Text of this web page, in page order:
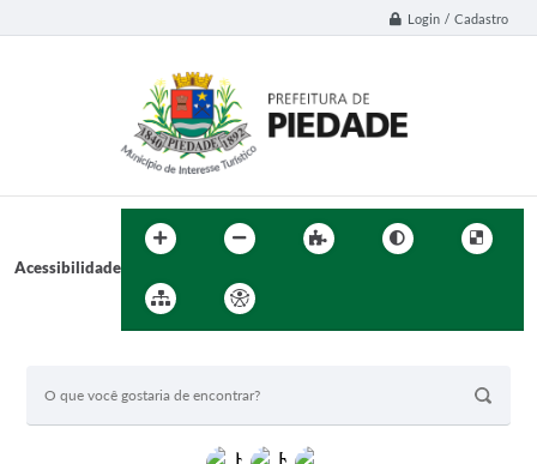
Login / Cadastro
Acessibilidade